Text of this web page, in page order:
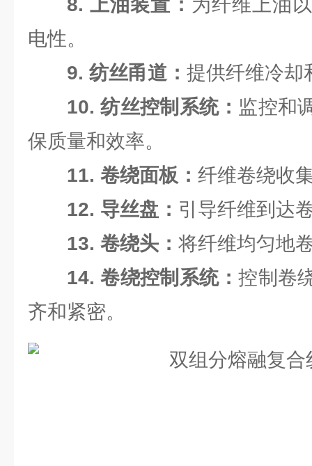
8. 上油装置： 为纤维上油
电性。
9. 纺丝甬道： 提供纤维冷却
10. 纺丝控制系统： 监控和
保质量和效率。
11. 卷绕面板： 纤维卷绕收
12. 导丝盘： 引导纤维到达
13. 卷绕头： 将纤维均匀地
14. 卷绕控制系统：控制卷
齐和紧密。